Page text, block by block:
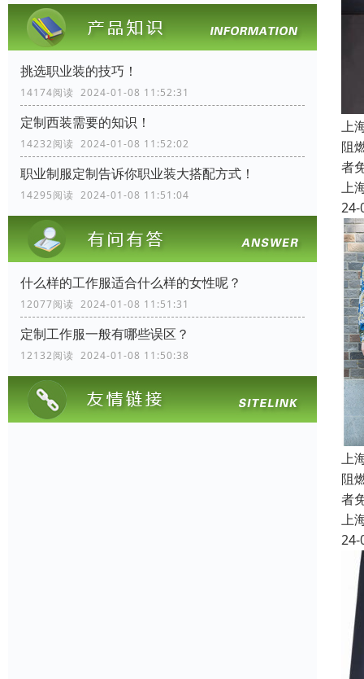
挑选职业装的技巧！
14174阅读 2024-01-08 11:52:31
定制西装需要的知识！
14232阅读 2024-01-08 11:52:02
职业制服定制告诉你职业装大搭配方式！
14295阅读 2024-01-08 11:51:04
什么样的工作服适合什么样的女性呢？
12077阅读 2024-01-08 11:51:31
定制工作服一般有哪些误区？
12132阅读 2024-01-08 11:50:38
上
阻
者
上
24-
上
阻
者
上
24-